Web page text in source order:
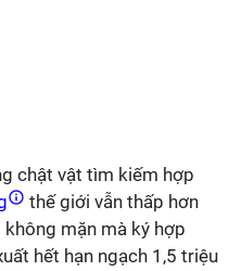
chật vật tìm kiếm hợp
thế giới vẫn thấp hơn
mặn mà ký hợp
hết hạn ngạch 1,5 triệu